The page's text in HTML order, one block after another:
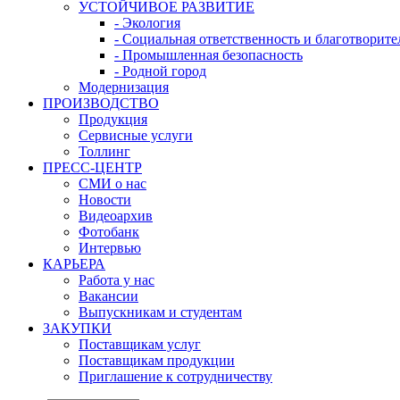
УСТОЙЧИВОЕ РАЗВИТИЕ
- Экология
- Социальная ответственность и
- Промышленная безопасность
- Родной город
Модернизация
ПРОИЗВОДСТВО
Продукция
Сервисные услуги
Толлинг
ПРЕСС-ЦЕНТР
СМИ о нас
Новости
Видеоархив
Фотобанк
Интервью
КАРЬЕРА
Работа у нас
Вакансии
Выпускникам и студентам
ЗАКУПКИ
Поставщикам услуг
Поставщикам продукции
Приглашение к сотрудничеству